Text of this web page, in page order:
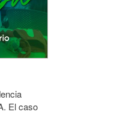
El caso